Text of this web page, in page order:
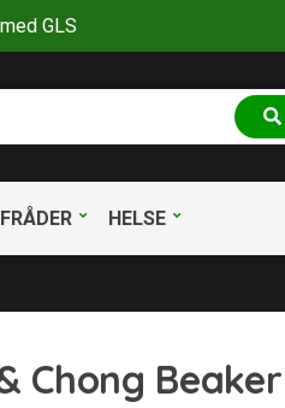
GLS
FRÅDER HELSE
Chong